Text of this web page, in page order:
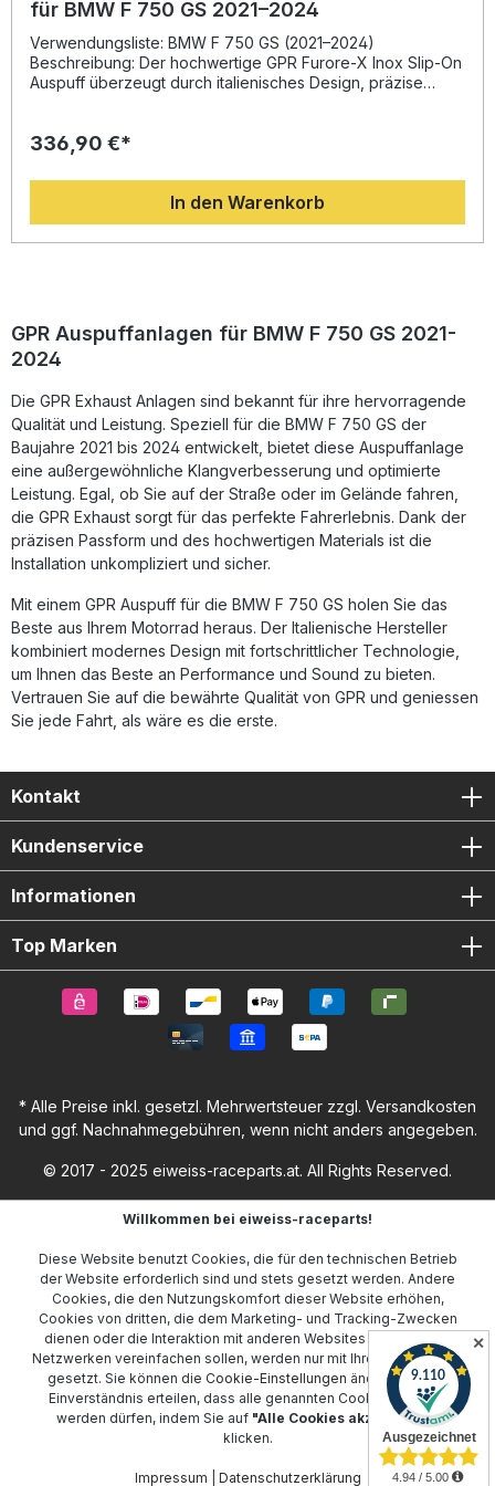
für BMW F 750 GS 2021–2024
Verwendungsliste: BMW F 750 GS (2021–2024)
Beschreibung: Der hochwertige GPR Furore-X Inox Slip-On
Auspuff überzeugt durch italienisches Design, präzise
Motorrad-Weltmeisterschaft, bietet dieser Schalldämpfer
bei gleichzeitig spürbarer Gewichtseinsparung gegenüber
der Serienanlage. Das Edelstahlgehäuse verleiht dem
Auspuff eine sportlich-edle Optik und hervorragende
Haltbarkeit.Dank der Plug-and-Play-Montage ist der
sowie Verbindungsrohr geliefert. So genießen Sie satten
Sound und kraftvolle Performance, wann immer Sie
unterwegs sind. Der Hersteller ist DIN-zertifiziert und
Produkte. Hergestellt in Italien. Sportliches Edelstahl-Design
mit hochwertiger Verarbeitung Deutlich verbesserte
Leistung und Drehmomententfaltung Homologiert und
straßenzulässig mit entfernbaren dB-Killer Plug-and-Play
Montage ohne Zusatzanpassungen Made in Italy – Qualität
mit Racing-Erfahrung Lieferumfang: Slip-On Auspuffanlage
GPR Furore-X Inox Verbindungsrohr db-Killer (entfernbar)
Fahrzeugspezifische Halterungen Montagezubehör
336,90 €*
In den Warenkorb
GPR Auspuffanlagen für BMW F 750 GS 2021-
2024
Die GPR Exhaust Anlagen sind bekannt für ihre hervorragende
Qualität und Leistung. Speziell für die BMW F 750 GS der
Baujahre 2021 bis 2024 entwickelt, bietet diese Auspuffanlage
eine außergewöhnliche Klangverbesserung und optimierte
Leistung. Egal, ob Sie auf der Straße oder im Gelände fahren,
die GPR Exhaust sorgt für das perfekte Fahrerlebnis. Dank der
präzisen Passform und des hochwertigen Materials ist die
Installation unkompliziert und sicher.
Mit einem GPR Auspuff für die BMW F 750 GS holen Sie das
Beste aus Ihrem Motorrad heraus. Der Italienische Hersteller
kombiniert modernes Design mit fortschrittlicher Technologie,
um Ihnen das Beste an Performance und Sound zu bieten.
Vertrauen Sie auf die bewährte Qualität von GPR und geniessen
Sie jede Fahrt, als wäre es die erste.
Kontakt
Kundenservice
Informationen
Top Marken
* Alle Preise inkl. gesetzl. Mehrwertsteuer zzgl. Versandkosten
und ggf. Nachnahmegebühren, wenn nicht anders angegeben.
© 2017 - 2025 eiweiss-raceparts.at. All Rights Reserved.
Willkommen bei eiweiss-raceparts!
Diese Website benutzt Cookies, die für den technischen Betrieb
der Website erforderlich sind und stets gesetzt werden. Andere
Cookies, die den Nutzungskomfort dieser Website erhöhen,
Cookies von dritten, die dem Marketing- und Tracking-Zwecken
dienen oder die Interaktion mit anderen Websites und sozialen
Netzwerken vereinfachen sollen, werden nur mit Ihrer Zustimmung
gesetzt. Sie können die Cookie-Einstellungen ändern oder Ihr
Einverständnis erteilen, dass alle genannten Cookies gesetzt
werden dürfen, indem Sie auf "Alle Cookies akzeptieren"
klicken.
Impressum Datenschutzerklärung
✕